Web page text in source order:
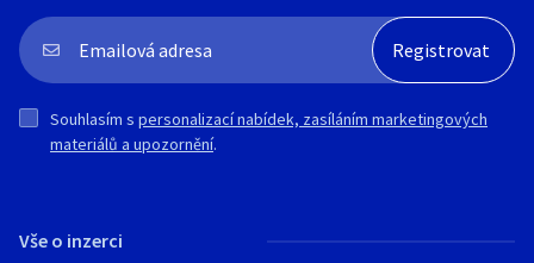
Vše o inzerci
Souhlasím s personalizací nabídek, zasíláním marketingových
materiálů a upozornění.